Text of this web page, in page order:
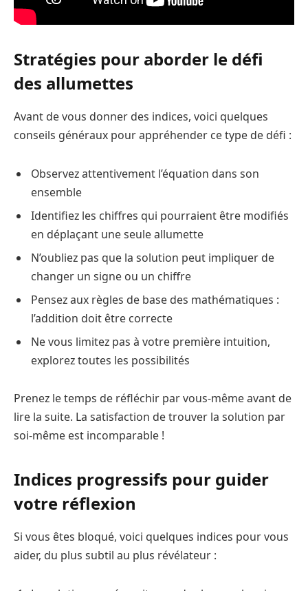
Stratégies pour aborder le défi
des allumettes
Avant de vous donner des indices, voici quelques
conseils généraux pour appréhender ce type de défi :
Observez attentivement l’équation dans son
ensemble
Identifiez les chiffres qui pourraient être modifiés
en déplaçant une seule allumette
N’oubliez pas que la solution peut impliquer de
changer un signe ou un chiffre
Pensez aux règles de base des mathématiques :
l’addition doit être correcte
Ne vous limitez pas à votre première intuition,
explorez toutes les possibilités
Prenez le temps de réfléchir par vous-même avant de
lire la suite. La satisfaction de trouver la solution par
soi-même est incomparable !
Indices progressifs pour guider
votre réflexion
Si vous êtes bloqué, voici quelques indices pour vous
aider, du plus subtil au plus révélateur :